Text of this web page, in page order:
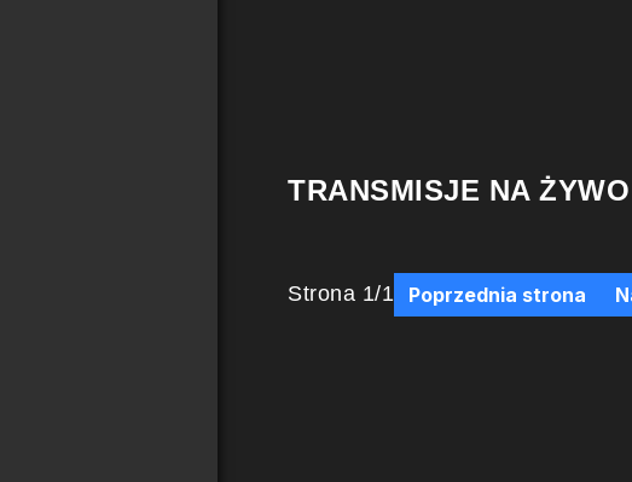
TRANSMISJE NA ŻYWO
Strona 1/1 Poprzednia strona